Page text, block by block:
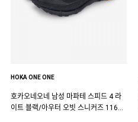
HOKA ONE ONE
호카오네오네 남성 마파테 스피드 4 라
이트 블랙/아우터 오빗 스니커즈 11684